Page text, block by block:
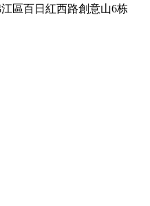
區百日紅西路創意山6栋